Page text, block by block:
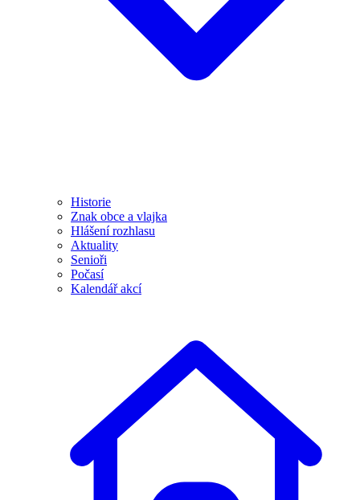
Historie
Znak obce a vlajka
Hlášení rozhlasu
Aktuality
Senioři
Počasí
Kalendář akcí